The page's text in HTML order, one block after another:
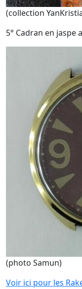
(collection
5° Cadran en jaspe
(photo Samun)
Voir ici pour les